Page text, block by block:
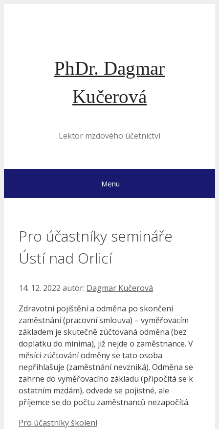
PhDr. Dagmar
Kučerová
Lektor mzdového účetnictví
Menu
Pro účastníky semináře
Ústí nad Orlicí
14. 12. 2022 autor: Dagmar Kučerová
Zdravotní pojištění a odměna po skončení
zaměstnání (pracovní smlouva) – vyměřovacím
základem je skutečně zúčtovaná odměna (bez
doplatku do minima), již nejde o zaměstnance. V
měsíci zúčtování odměny se tato osoba
nepřihlašuje (zaměstnání nevzniká). Odměna se
zahrne do vyměřovacího základu (připočítá se k
ostatním mzdám), odvede se pojistné, ale
příjemce se do počtu zaměstnanců nezapočítá.
Rubriky
Pro účastníky školení